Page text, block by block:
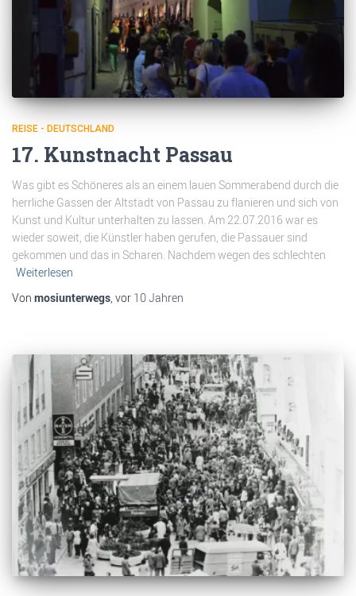
REISE - DEUTSCHLAND
17. Kunstnacht Passau
Was gibt es Schöneres als an einem lauen Sommerabend durch die
herrliche Gassen der Altstadt von Passau zu flanieren und sich von
Kunst und Kultur unterhalten zu lassen. Am 22.07.2016 war es
wieder soweit, die Künstler haben gerufen, die Passauer sind
gekommen und das in Scharen. Nachdem wegen des schlechten
Weiterlesen
Von mosiunterwegs, vor 10 Jahren